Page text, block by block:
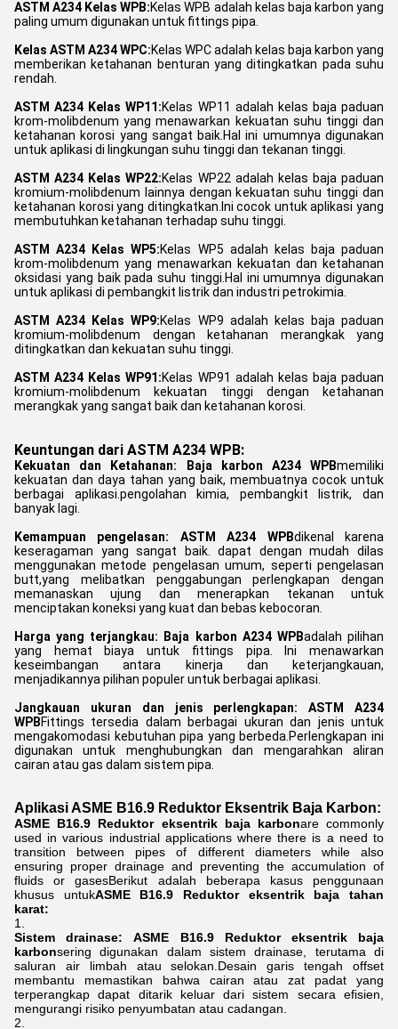
ASTM A234 Kelas WPB:Kelas WPB adalah kelas baja karbon yang
paling umum digunakan untuk fittings pipa.
Kelas ASTM A234 WPC:Kelas WPC adalah kelas baja karbon yang
memberikan ketahanan benturan yang ditingkatkan pada suhu
rendah.
ASTM A234 Kelas WP11:Kelas WP11 adalah kelas baja paduan
krom-molibdenum yang menawarkan kekuatan suhu tinggi dan
ketahanan korosi yang sangat baik.Hal ini umumnya digunakan
untuk aplikasi di lingkungan suhu tinggi dan tekanan tinggi.
ASTM A234 Kelas WP22:Kelas WP22 adalah kelas baja paduan
kromium-molibdenum lainnya dengan kekuatan suhu tinggi dan
ketahanan korosi yang ditingkatkan.Ini cocok untuk aplikasi yang
membutuhkan ketahanan terhadap suhu tinggi.
ASTM A234 Kelas WP5:Kelas WP5 adalah kelas baja paduan
krom-molibdenum yang menawarkan kekuatan dan ketahanan
oksidasi yang baik pada suhu tinggi.Hal ini umumnya digunakan
untuk aplikasi di pembangkit listrik dan industri petrokimia.
ASTM A234 Kelas WP9:Kelas WP9 adalah kelas baja paduan
kromium-molibdenum dengan ketahanan merangkak yang
ditingkatkan dan kekuatan suhu tinggi.
ASTM A234 Kelas WP91:Kelas WP91 adalah kelas baja paduan
kromium-molibdenum kekuatan tinggi dengan ketahanan
merangkak yang sangat baik dan ketahanan korosi.
Keuntungan dari ASTM A234 WPB:
Kekuatan dan Ketahanan: Baja karbon A234 WPBmemiliki
kekuatan dan daya tahan yang baik, membuatnya cocok untuk
berbagai aplikasi.pengolahan kimia, pembangkit listrik, dan
banyak lagi.
Kemampuan pengelasan:
ASTM A234 WPBdikenal karena
keseragaman yang sangat baik. dapat dengan mudah dilas
menggunakan metode pengelasan umum, seperti pengelasan
butt,yang melibatkan penggabungan perlengkapan dengan
memanaskan ujung dan menerapkan tekanan untuk
menciptakan koneksi yang kuat dan bebas kebocoran.
Harga yang terjangkau:
Baja karbon A234 WPBadalah pilihan
yang hemat biaya untuk fittings pipa. Ini menawarkan
keseimbangan antara kinerja dan keterjangkauan,
menjadikannya pilihan populer untuk berbagai aplikasi.
Jangkauan ukuran dan jenis perlengkapan: ASTM A234
WPBFittings tersedia dalam berbagai ukuran dan jenis untuk
mengakomodasi kebutuhan pipa yang berbeda.Perlengkapan ini
digunakan untuk menghubungkan dan mengarahkan aliran
cairan atau gas dalam sistem pipa.
Aplikasi ASME B16.9 Reduktor Eksentrik Baja Karbon:
ASME B16.9 Reduktor eksentrik baja karbonare commonly
used in various industrial applications where there is a need to
transition between pipes of different diameters while also
ensuring proper drainage and preventing the accumulation of
fluids or gasesBerikut adalah beberapa kasus penggunaan
khusus untukASME B16.9 Reduktor eksentrik baja tahan
karat:
Sistem drainase:
ASME B16.9 Reduktor eksentrik baja
karbonsering digunakan dalam sistem drainase, terutama di
saluran air limbah atau selokan.Desain garis tengah offset
membantu memastikan bahwa cairan atau zat padat yang
terperangkap dapat ditarik keluar dari sistem secara efisien,
mengurangi risiko penyumbatan atau cadangan.